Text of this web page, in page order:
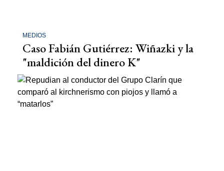
MEDIOS
Caso Fabián Gutiérrez: Wiñazki y la
"maldición del dinero K"